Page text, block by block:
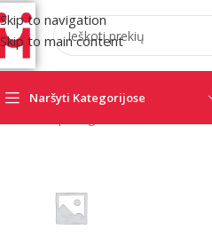
Skip to navigation
Skip to main content
Naršyti Kategorijose